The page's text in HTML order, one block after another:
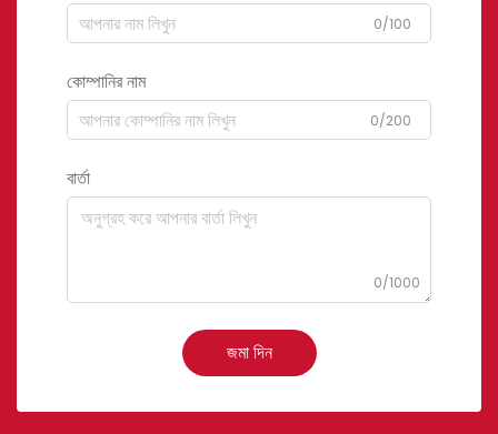
0/100
কোম্পানির নাম
0/200
বার্তা
0/1000
জমা দিন